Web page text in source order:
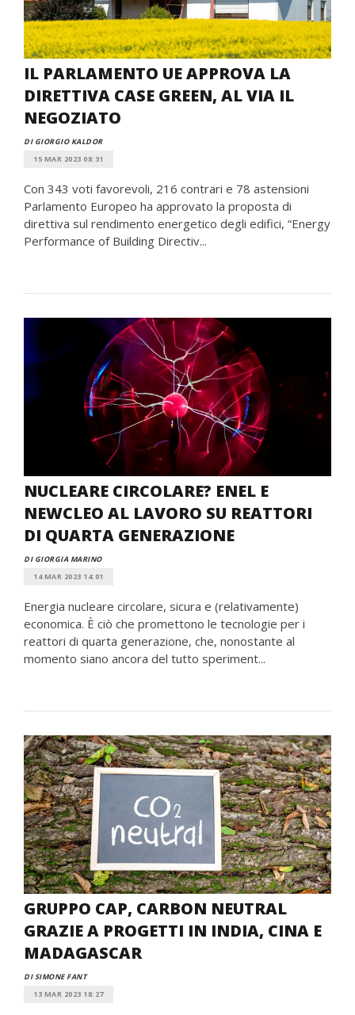
IL PARLAMENTO UE APPROVA LA
DIRETTIVA CASE GREEN, AL VIA IL
NEGOZIATO
DI GIORGIO KALDOR
15 MAR 2023 08:31
Con 343 voti favorevoli, 216 contrari e 78 astensioni
Parlamento Europeo ha approvato la proposta di
direttiva sul rendimento energetico degli edifici, “Energy
Performance of Building Directiv...
NUCLEARE CIRCOLARE? ENEL E
NEWCLEO AL LAVORO SU REATTORI
DI QUARTA GENERAZIONE
DI GIORGIA MARINO
14 MAR 2023 14:01
Energia nucleare circolare, sicura e (relativamente)
economica. È ciò che promettono le tecnologie per i
reattori di quarta generazione, che, nonostante al
momento siano ancora del tutto speriment...
GRUPPO CAP, CARBON NEUTRAL
GRAZIE A PROGETTI IN INDIA, CINA E
MADAGASCAR
DI SIMONE FANT
13 MAR 2023 18:27